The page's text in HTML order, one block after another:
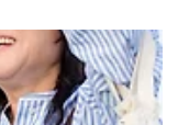
절대로 떨어지지 말거
충분합니다.충격의 정체,
, 누군가에게 깊은 한을
결될 것이라고 믿었고, 마